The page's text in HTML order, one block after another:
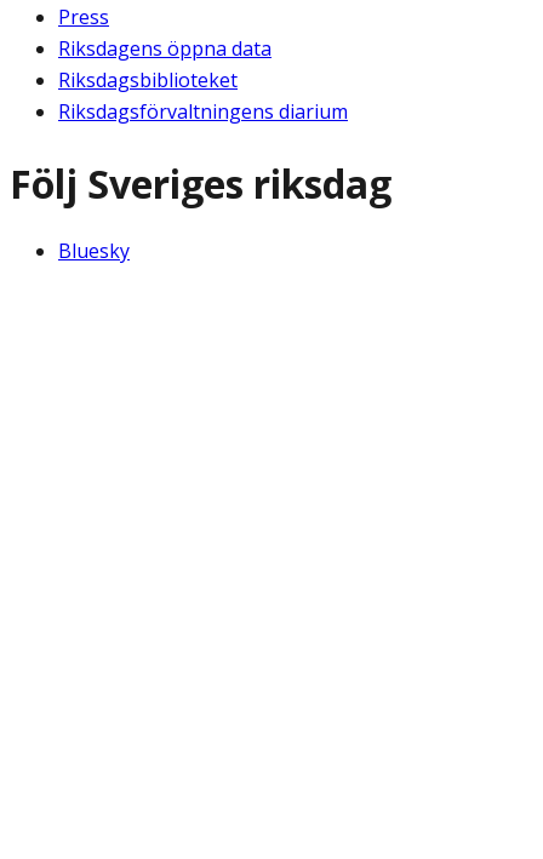
Press
Riksdagens öppna data
Riksdagsbiblioteket
Riksdagsförvaltningens diarium
Följ Sveriges riksdag
Bluesky